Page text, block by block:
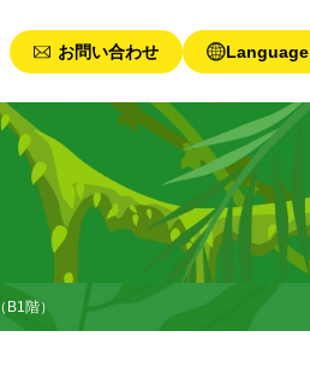
お問い合わせ Language
階）